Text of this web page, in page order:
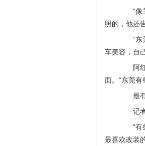
“像兰
照的，他还
“东莞
车美容，自
阿红
面。“东莞有
最有
记者
“有些
最喜欢改装